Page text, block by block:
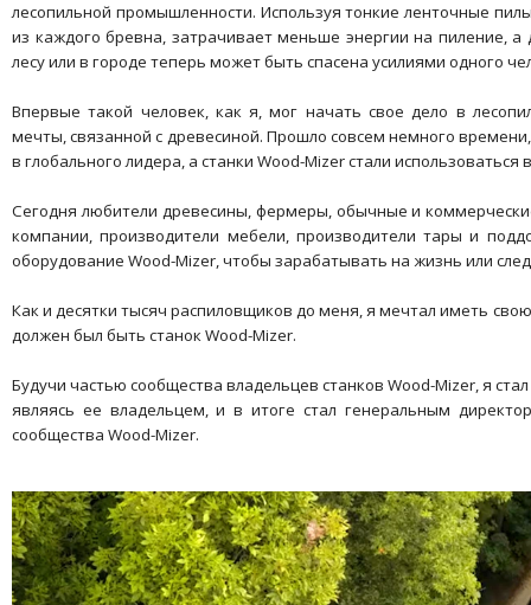
лесопильной промышленности. Используя тонкие ленточные
из каждого бревна, затрачивает меньше энергии на пиление,
лесу или в городе теперь может быть спасена усилиями одного
Впервые такой человек, как я, мог начать свое дело в
мечты, связанной с древесиной. Прошло совсем немного
в глобального лидера, а станки Wood-Mizer стали использоваться
Сегодня любители древесины, фермеры, обычные и
компании, производители мебели, производители тары и
оборудование Wood-Mizer, чтобы зарабатывать на жизнь или
Как и десятки тысяч распиловщиков до меня, я мечтал иметь
должен был быть станок Wood-Mizer.
Будучи частью сообщества владельцев станков Wood-Mizer, я
являясь ее владельцем, и в итоге стал генеральным
сообщества Wood-Mizer.